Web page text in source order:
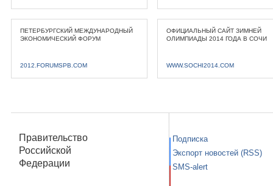
ПЕТЕРБУРГСКИЙ МЕЖДУНАРОДНЫЙ
ЭКОНОМИЧЕСКИЙ ФОРУМ
2012.FORUMSPB.COM
ОФИЦИАЛЬНЫЙ САЙТ ЗИМНЕЙ
ОЛИМПИАДЫ 2014 ГОДА В СОЧИ
WWW.SOCHI2014.COM
Правительство
Российской
Федерации
Подписка
Экспорт новостей (RSS)
SMS-alert